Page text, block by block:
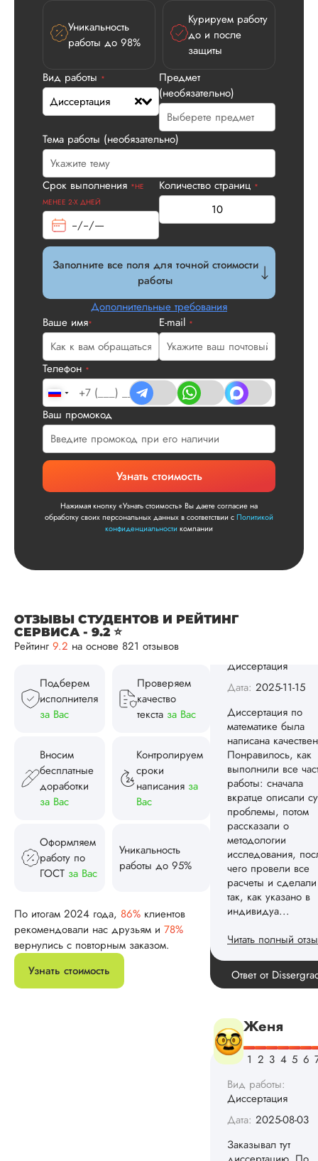
Уникальность
работы до 98%
Курируем работу
до и после
защиты
Вид работы *
Диссертация
Предмет
(необязательно)
Тема работы (необязательно)
Срок выполнения *НЕ
МЕНЕЕ 2-Х ДНЕЙ
Количество страниц *
Заполните все поля для точной стоимости
работы
Дополнительные требования
Ваше имя* E-mail *
Телефон *
Ваш промокод
Узнать стоимость
Нажимая кнопку «Узнать стоимость» Вы даете согласие на
обработку своих персональных данных в соответствии сПолитикой
конфиденциальностикомпании
ОТЗЫВЫ СТУДЕНТОВ И РЕЙТИНГ
СЕРВИСА - 9.2 ⭐
Рейтинг 9.2 на основе 821 отзывов
Подберем
исполнителя
за Вас
Проверяем
качество
текста за Вас
Вносим
бесплатные
доработки
за Вас
Контролируем
сроки
написания за
Вас
Оформляем
работу по
ГОСТ за Вас
Уникальность
работы до 95%
По итогам 2024 года, 86% клиентов
рекомендовали нас друзьям и 78%
вернулись с повторным заказом.
Узнать стоимость
Дата:
У нас с другом
заказ на
устроила стоимость
официального
договора. Само
что не было
плане. Научруки
не задалбывали,
посмотрели, что
и сказал...
Читаем ваши слова
Ответ от
Сергей
Вид работы:
Диссертация
Дата:2025-11-15
написана
Понравилось, как
вкратце описали
проблемы, потом
исследования,
чего провели все
так, как указано в
индивидуа...
Читать полный
Спасибо!
ваши слова
Ответ от
Женя
Вид работы:
Диссертация
Дата:2025-08-03
Заказывал тут
диссертацию. По
срокам и
внушительно, но
выхода не
не успел бы
самостоятельно.
менеджер
держал меня в
о статусе заказа.
исследования